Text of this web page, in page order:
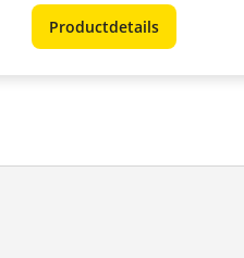
Productdetails